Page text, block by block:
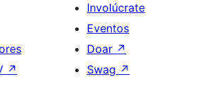
↗
Involúcrate
Eventos
Doar ↗
Swag ↗